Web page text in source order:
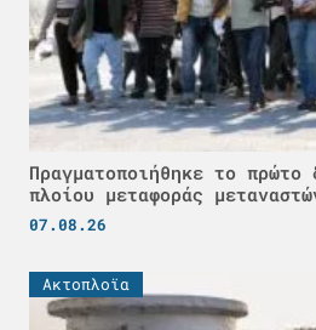
Πραγματοποιήθηκε το πρώτο
πλοίου μεταφοράς
07.08.26
Ακτοπλοϊα